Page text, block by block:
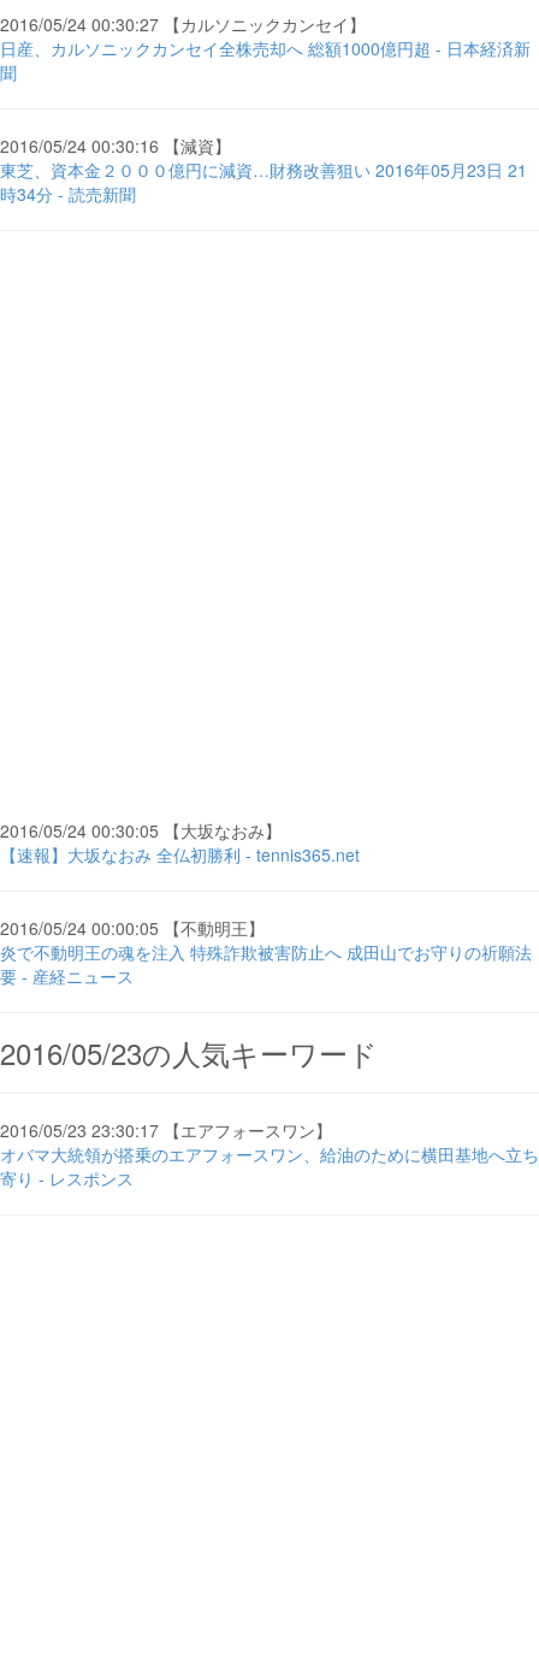
2016/05/24 00:30:27 【カルソニックカンセイ】
日産、カルソニックカンセイ全株売却へ 総額1000億円超 - 日本経済新
聞
2016/05/24 00:30:16 【減資】
東芝、資本金２０００億円に減資…財務改善狙い 2016年05月23日 21
時34分 - 読売新聞
2016/05/24 00:30:05 【大坂なおみ】
【速報】大坂なおみ 全仏初勝利 - tennis365.net
2016/05/24 00:00:05 【不動明王】
炎で不動明王の魂を注入 特殊詐欺被害防止へ 成田山でお守りの祈願法
要 - 産経ニュース
2016/05/23の人気キーワード
2016/05/23 23:30:17 【エアフォースワン】
オバマ大統領が搭乗のエアフォースワン、給油のために横田基地へ立ち
寄り - レスポンス